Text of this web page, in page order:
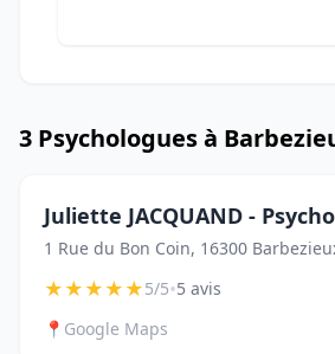
3 Psychologues à
Juliette JACQUAND -
1 Rue du Bon Coin, 16300
★★★★★5/5•5 avis
📍 Google Maps